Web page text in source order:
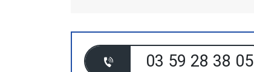
03 59 28 38 05